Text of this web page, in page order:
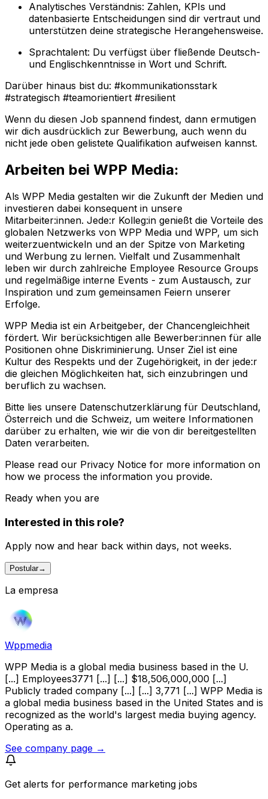
Analytisches Verständnis: Zahlen, KPIs und
datenbasierte Entscheidungen sind dir vertraut und
unterstützen deine strategische Herangehensweise.
Sprachtalent: Du verfügst über fließende Deutsch-
und Englischkenntnisse in Wort und Schrift.
Darüber hinaus bist du: #kommunikationsstark
#strategisch #teamorientiert #resilient
Wenn du diesen Job spannend findest, dann ermutigen
wir dich ausdrücklich zur Bewerbung, auch wenn du
nicht jede oben gelistete Qualifikation aufweisen kannst.
Arbeiten bei WPP Media:
Als WPP Media gestalten wir die Zukunft der Medien und
investieren dabei konsequent in unsere
Mitarbeiter:innen. Jede:r Kolleg:in genießt die Vorteile des
globalen Netzwerks von WPP Media und WPP, um sich
weiterzuentwickeln und an der Spitze von Marketing
und Werbung zu lernen. Vielfalt und Zusammenhalt
leben wir durch zahlreiche Employee Resource Groups
und regelmäßige interne Events - zum Austausch, zur
Inspiration und zum gemeinsamen Feiern unserer
Erfolge.
WPP Media ist ein Arbeitgeber, der Chancengleichheit
fördert. Wir berücksichtigen alle Bewerber:innen für alle
Positionen ohne Diskriminierung. Unser Ziel ist eine
Kultur des Respekts und der Zugehörigkeit, in der jede:r
die gleichen Möglichkeiten hat, sich einzubringen und
beruflich zu wachsen.
Bitte lies unsere Datenschutzerklärung für Deutschland,
Österreich und die Schweiz, um weitere Informationen
darüber zu erhalten, wie wir die von dir bereitgestellten
Daten verarbeiten.
Please read our Privacy Notice for more information on
how we process the information you provide.
Ready when you are
Interested in this role?
Apply now and hear back within days, not weeks.
Postular→
La empresa
Wppmedia
WPP Media is a global media business based in the U.
[...] Employees3771 [...] [...] $18,506,000,000 [...]
Publicly traded company [...] [...] 3,771 [...] WPP Media is
a global media business based in the United States and is
recognized as the world's largest media buying agency.
Operating as a.
See company page →
Get alerts for performance marketing jobs